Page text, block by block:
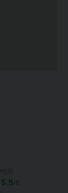
5.5/6